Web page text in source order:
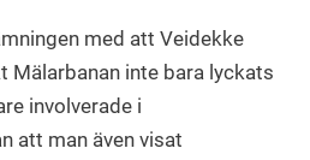
med att Veidekke
Mälarbanan inte bara lyckats
involverade i
att man även visat